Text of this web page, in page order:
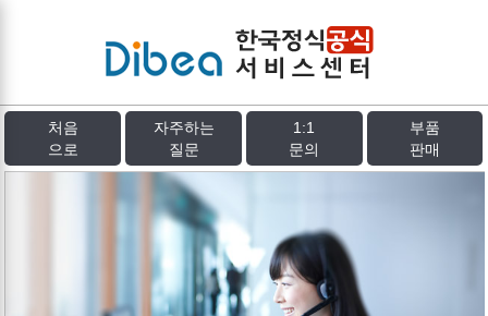
처음
으로
자주하는
질문
1:1
문의
부품
판매